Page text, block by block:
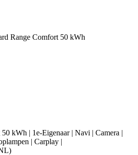
Range Comfort 50 kWh
kWh | 1e-Eigenaar | Navi | Camera |
| Carplay |